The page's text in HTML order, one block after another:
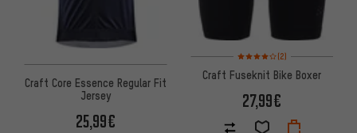
Craft Core Essence Regular Fit
Jersey
25,99€
Bewertungen: 4 von 5
(2)
Craft Fuseknit Bike Boxer
27,99€